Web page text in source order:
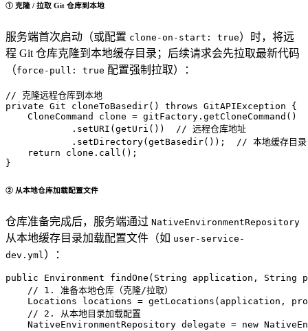
① 克隆 / 拉取 Git 仓库到本地
服务端首次启动（或配置 clone-on-start: true）时，将远
程 Git 仓库克隆到本地缓存目录；后续请求会先拉取最新代码
（force-pull: true 配置强制拉取）：
// 克隆远程仓库到本地
private Git cloneToBasedir() throws GitAPIException {
CloneCommand
clone = gitFactory.getCloneCommand()
            .setURI(getUri())
// 远程仓库地址
            .setDirectory(getBasedir());
// 本地缓存目录
return clone.call();
}
② 从本地仓库加载配置文件
仓库准备完成后，服务端通过 NativeEnvironmentRepository
从本地缓存目录加载配置文件（如 user-service-
dev.yml）：
public Environment findOne (String application,
// 1. 准备本地仓库（克隆/拉取）
Locations
locations = getLocations(application,
// 2. 从本地目录加载配置
NativeEnvironmentRepository delegate = new